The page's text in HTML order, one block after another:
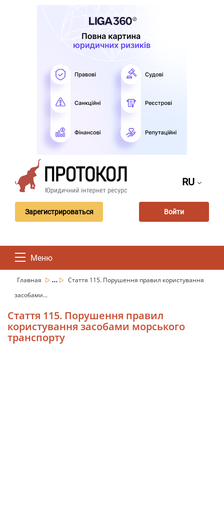
RU
Зарегистрироваться Войти
Меню
Главная ...
Стаття 115. Порушення правил користування
засобами...
Стаття 115. Порушення правил
користування засобами морського
транспорту